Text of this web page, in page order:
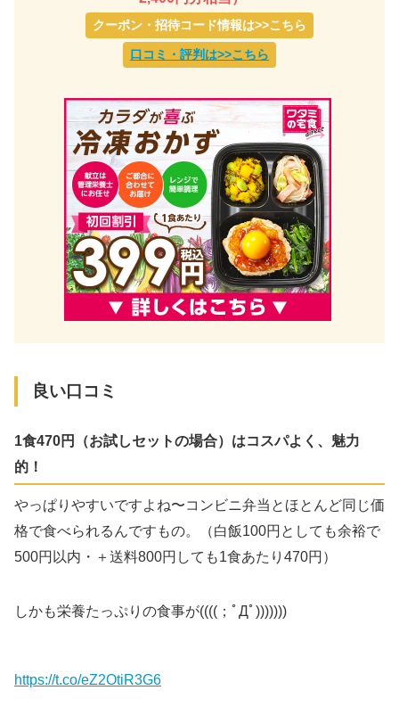
クーポン・招待コード情報は>>こちら
口コミ・評判は>>こちら
良い口コミ
1食470円（お試しセットの場合）はコスパよく、魅力
的！
やっぱりやすいですよね〜コンビニ弁当とほとんど同じ価
格で食べられるんですもの。（白飯100円としても余裕で
500円以内・＋送料800円しても1食あたり470円）
しかも栄養たっぷりの食事が((((；ﾟДﾟ)))))))
https://t.co/eZ2OtiR3G6